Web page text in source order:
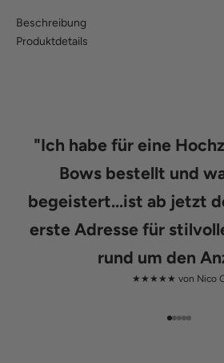
Beschreibung
Produktdetails
"Ich habe für eine
Bows bestellt und
begeistert...ist ab jetzt
erste Adresse für
rund um den
★★★★★ von Nico
Gehe zu
Gehe zu
Gehe zu
Gehe zu
Gehe